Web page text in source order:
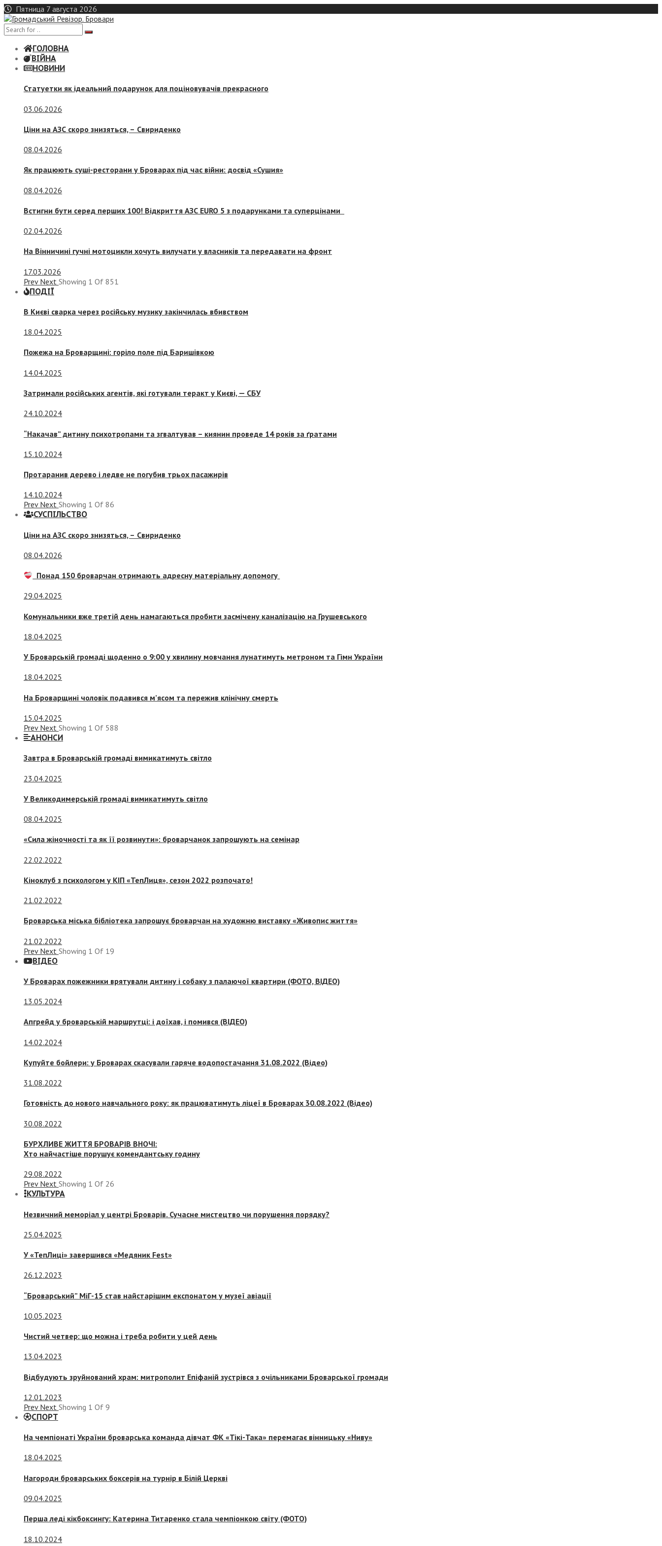
Skip
to
content
Пятница 7 августа 2026
ГОЛОВНА
ВІЙНА
НОВИНИ
Статуетки як ідеальний подарунок для поціновувачів прекрасного
03.06.2026
Ціни на АЗС скоро знизяться, – Свириденко
08.04.2026
Як працюють суші-ресторани у Броварах під час війни: досвід «Сушия»
08.04.2026
Встигни бути серед перших 100! Відкриття АЗС EURO 5 з подарунками та суперцінами
02.04.2026
На Вінничині гучні мотоцикли хочуть вилучати у власників та передавати на фронт
17.03.2026
Prev Next Showing 1 Of 851
ПОДІЇ
В Києві сварка через російську музику закінчилась вбивством
18.04.2025
Пожежа на Броварщині: горіло поле під Баришівкою
14.04.2025
Затримали російських агентів, які готували теракт у Києві, — СБУ
24.10.2024
“Накачав” дитину психотропами та згвалтував – киянин проведе 14 років за ґратами
15.10.2024
Протаранив дерево і ледве не погубив трьох пасажирів
14.10.2024
Prev Next Showing 1 Of 86
СУСПIЛЬСТВО
Ціни на АЗС скоро знизяться, – Свириденко
08.04.2026
Понад 150 броварчан отримають адресну матеріальну допомогу
29.04.2025
Комунальники вже третій день намагаються пробити засмічену каналізацію на Грушевського
18.04.2025
У Броварській громаді щоденно о 9:00 у хвилину мовчання лунатимуть метроном та Гімн України
18.04.2025
На Броварщині чоловік подавився м’ясом та пережив клінічну смерть
15.04.2025
Prev Next Showing 1 Of 588
АНОНСИ
Завтра в Броварській громаді вимикатимуть світло
23.04.2025
У Великодимерській громаді вимикатимуть світло
08.04.2025
«Сила жіночності та як її розвинути»: броварчанок запрошують на семінар
22.02.2022
Кіноклуб з психологом у КІП «ТепЛиця», сезон 2022 розпочато!
21.02.2022
Броварська міська бібліотека запрошує броварчан на художню виставку «Живопис життя»
21.02.2022
Prev Next Showing 1 Of 19
ВІДЕО
У Броварах пожежники врятували дитину і собаку з палаючої квартири (ФОТО, ВІДЕО)
13.05.2024
Апгрейд у броварській маршрутці: і доїхав, і помився (ВІДЕО)
14.02.2024
Купуйте бойлери: у Броварах скасували гаряче водопостачання 31.08.2022 (Відео)
31.08.2022
Готовність до нового навчального року: як працюватимуть ліцеї в Броварах 30.08.2022 (Відео)
30.08.2022
БУРХЛИВЕ ЖИТТЯ БРОВАРІВ ВНОЧІ:
Хто найчастіше порушує комендантську годину
29.08.2022
Prev Next Showing 1 Of 26
КУЛЬТУРА
Незвичний меморіал у центрі Броварів. Сучасне мистецтво чи порушення порядку?
25.04.2025
У «ТепЛиці» завершився «Медяник Fest»
26.12.2023
“Броварський” МіГ-15 став найстарішим експонатом у музеї авіації
10.05.2023
Чистий четвер: що можна і треба робити у цей день
13.04.2023
Відбудують зруйнований храм: митрополит Епіфаній зустрівся з очільниками Броварської громади
12.01.2023
Prev Next Showing 1 Of 9
СПОРТ
На чемпіонаті України броварська команда дівчат ФК «Тікі-Така» перемагає вінницьку «Ниву»
18.04.2025
Нагороди броварських боксерів на турнір в Білій Церкві
09.04.2025
Перша леді кікбоксингу: Катерина Титаренко стала чемпіонкою світу (ФОТО)
18.10.2024